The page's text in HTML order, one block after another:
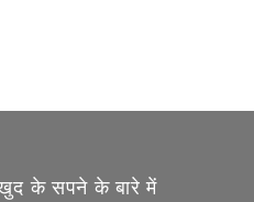
के सपने के बारे में